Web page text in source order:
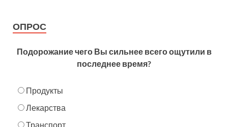
ОПРОС
Подорожание чего Вы сильнее всего ощутили в
последнее время?
Продукты
Лекарства
Транспорт